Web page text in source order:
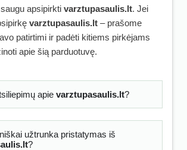
apsipirkti varztupasaulis.lt. Jei
varztupasaulis.lt – prašome
patirtimi ir padėti kitiems pirkėjams
apie šią parduotuvę.
apie varztupasaulis.lt?
užtrunka pristatymas iš
?